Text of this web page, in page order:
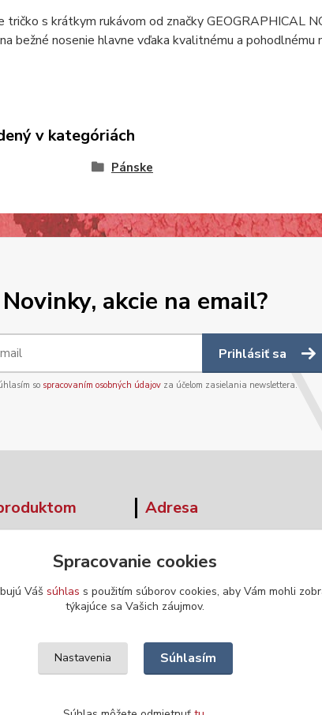
tričko s krátkym rukávom od značky GEOGRAPHICAL
bežné nosenie hlavne vďaka kvalitnému a pohodlnému
v kategóriách
Pánske
Novinky, akcie na email?
Prihlásiť sa
so spracovaním osobných údajovza účelom zasielania newslettera.
Adresa
Banská Bystrica
974 04
Spracovanie cookies
Váš súhlas s použitím súborov cookies, aby Vám mohli
týkajúce sa Vašich záujmov.
Nastavenia Súhlasím